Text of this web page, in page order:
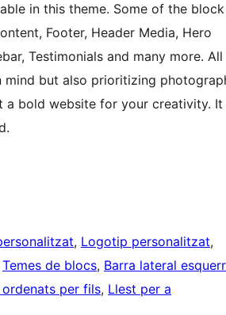
in this theme. Some of the block
Footer, Header Media, Hero
Testimonials and many more.
mind but also prioritizing
a bold website for your creativity. It
, Logotip personalitzat
Temes de blocs, Barra lateral
per fils, Llest per a